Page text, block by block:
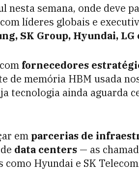
nesta semana, onde deve
líderes globais e
SK Group, Hyundai, LG
fornecedores
de memória HBM usada
tecnologia ainda aguarda
em parcerias de
data centers — as
como Hyundai e SK